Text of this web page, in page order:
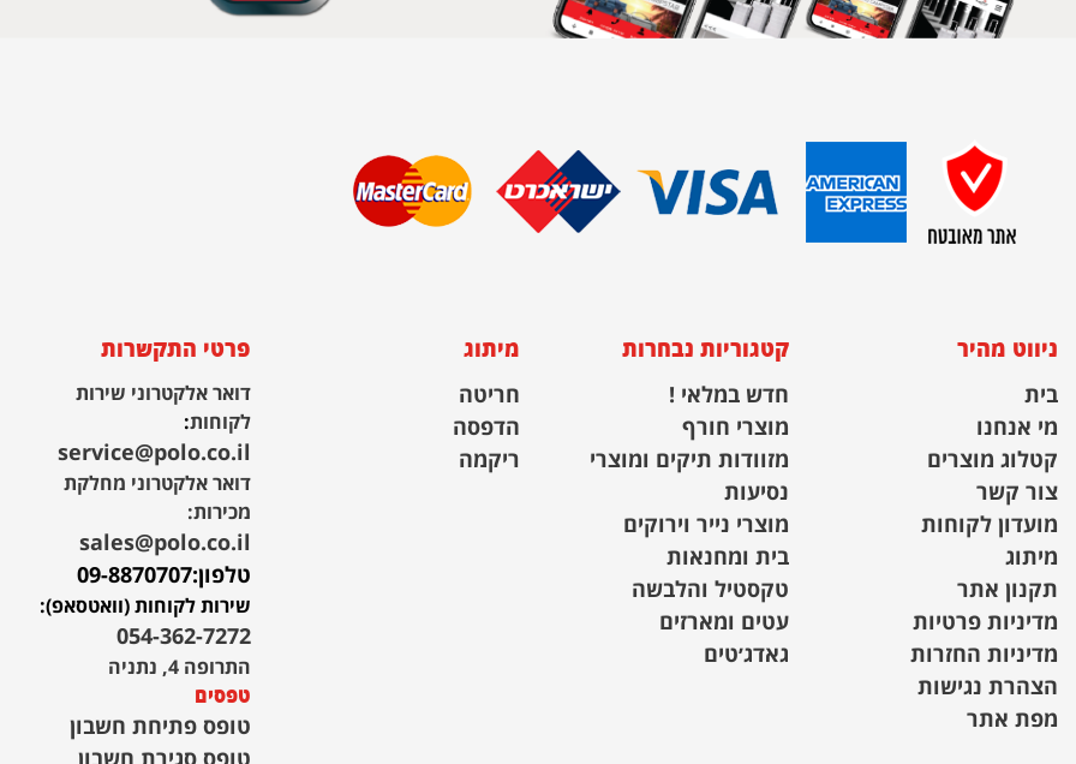
ניווט מהיר
בית
מי אנחנו
קטלוג מוצרים
צור קשר
מועדון לקוחות
מיתוג
תקנון אתר
מדיניות פרטיות
מדיניות החזרות
הצהרת נגישות
מפת אתר
קטגוריות נבחרות
חדש במלאי !
מוצרי חורף
מזוודות תיקים ומוצרי
נסיעות
מוצרי נייר וירוקים
בית ומחנאות
טקסטיל והלבשה
עטים ומארזים
גאדג׳טים
מיתוג
חריטה
הדפסה
ריקמה
פרטי התקשרות
דואר אלקטרוני שירות
לקוחות:
service@polo.co.il
דואר אלקטרוני מחלקת
מכירות:
sales@polo.co.il
טלפון:09-8870707
שירות לקוחות (וואטסאפ):
054-362-7272
התרופה 4, נתניה
טפסים
טופס פתיחת חשבון